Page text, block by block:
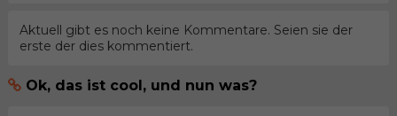
Aktuell gibt es noch keine Kommentare. Seien sie der
erste der dies kommentiert.
Ok, das ist cool, und nun was?